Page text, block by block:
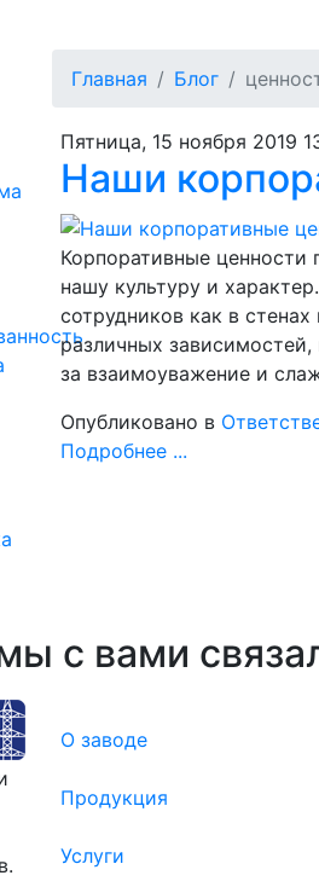
Главная Блог
Пятница, 15 ноября 2019
Наши
Корпоративные ценности
нашу культуру и
сотрудников как в
различных
за взаимоуважение и
Опубликовано в
Подробнее ...
с вами
О заводе
Продукция
Услуги